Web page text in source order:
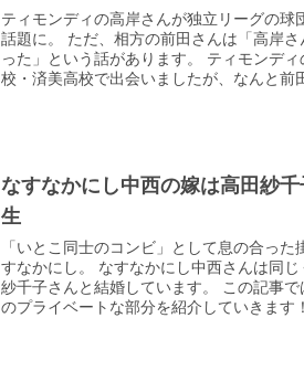
ティモンディの高岸さんが独立リーグの球
話題に。 ただ、相方の前田さんは「高岸
った」という話があります。 ティモンデ
校・済美高校で出会いましたが、なんと前
なすなかにし中西の嫁は高田紗
生
「いとこ同士のコンビ」として息の合っ
すなかにし。 なすなかにし中西さんは同
紗千子さんと結婚しています。 この記事
のプライベートな部分を紹介していきます！